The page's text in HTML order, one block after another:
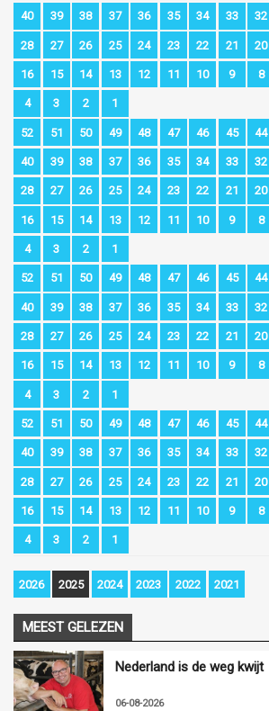
40 39 38 37 36 35 34 33 32
28 27 26 25 24 23 22 21 20
16 15 14 13 12 11 10 9 8
4 3 2 1
52 51 50 49 48 47 46 45 44
40 39 38 37 36 35 34 33 32
28 27 26 25 24 23 22 21 20
16 15 14 13 12 11 10 9 8
4 3 2 1
52 51 50 49 48 47 46 45 44
40 39 38 37 36 35 34 33 32
28 27 26 25 24 23 22 21 20
16 15 14 13 12 11 10 9 8
4 3 2 1
52 51 50 49 48 47 46 45 44
40 39 38 37 36 35 34 33 32
28 27 26 25 24 23 22 21 20
16 15 14 13 12 11 10 9 8
4 3 2 1
2026 2025 2024 2023 2022 2021
MEEST GELEZEN
Nederland is de weg kwijt
06-08-2026